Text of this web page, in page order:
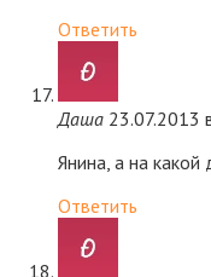
Ответить
Даша 23.07.2013
Янина, а на какой
Ответить